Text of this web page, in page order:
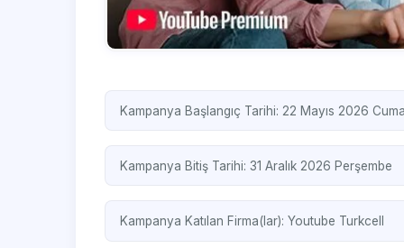
Kampanya Başlangıç Tarihi: 22 Mayıs 2026
Kampanya Bitiş Tarihi: 31 Aralık 2026 Perşembe
Kampanya Katılan Firma(lar): Youtube Turkcell